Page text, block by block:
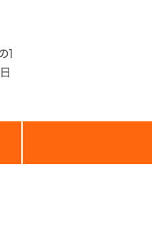
能を行う株式